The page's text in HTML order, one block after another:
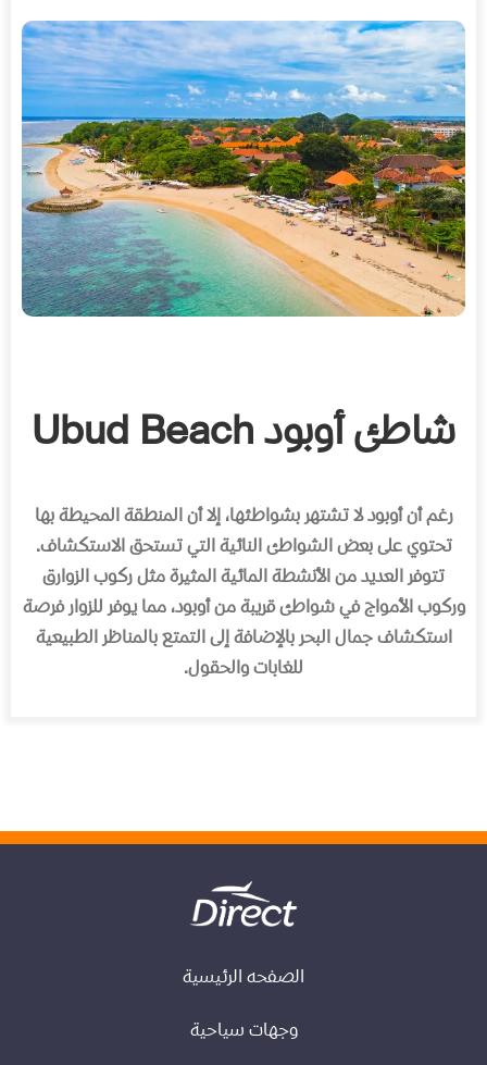
شاطئ أوبود Ubud Beach
رغم أن أوبود لا تشتهر بشواطئها، إلا أن المنطقة المحيطة بها
تحتوي على بعض الشواطئ النائية التي تستحق الاستكشاف.
تتوفر العديد من الأنشطة المائية المثيرة مثل ركوب الزوارق
وركوب الأمواج في شواطئ قريبة من أوبود، مما يوفر للزوار فرصة
استكشاف جمال البحر بالإضافة إلى التمتع بالمناظر الطبيعية
للغابات والحقول.
الصفحه الرئيسية
وجهات سياحية